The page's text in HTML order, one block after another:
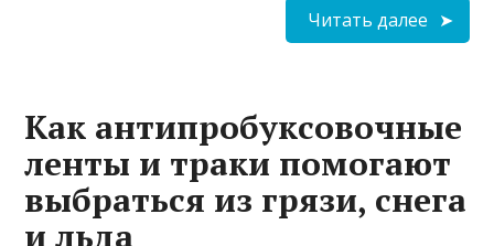
Читать далее
Как антипробуксовочные
ленты и траки помогают
выбраться из грязи, снега
и льда